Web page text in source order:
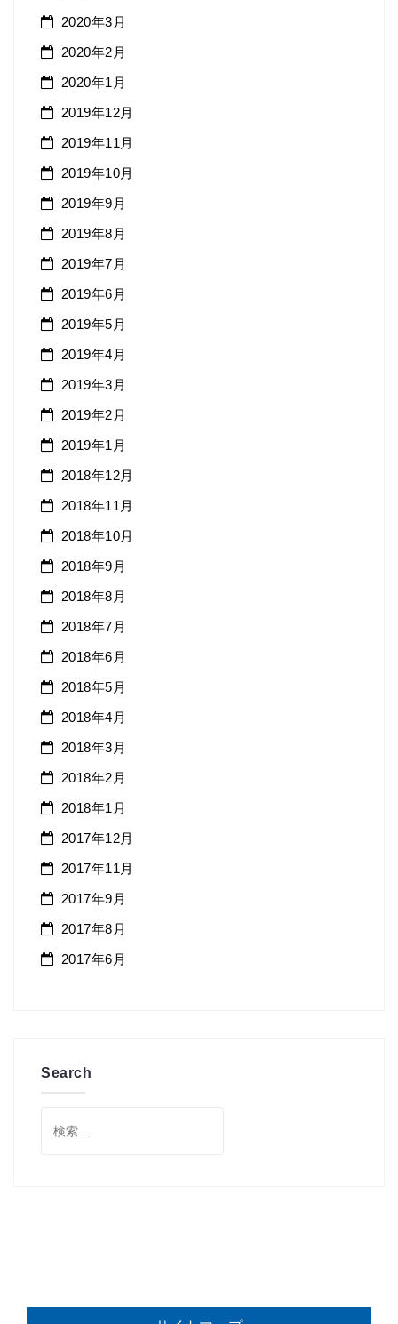
2020年3月
2020年2月
2020年1月
2019年12月
2019年11月
2019年10月
2019年9月
2019年8月
2019年7月
2019年6月
2019年5月
2019年4月
2019年3月
2019年2月
2019年1月
2018年12月
2018年11月
2018年10月
2018年9月
2018年8月
2018年7月
2018年6月
2018年5月
2018年4月
2018年3月
2018年2月
2018年1月
2017年12月
2017年11月
2017年9月
2017年8月
2017年6月
Search
索: